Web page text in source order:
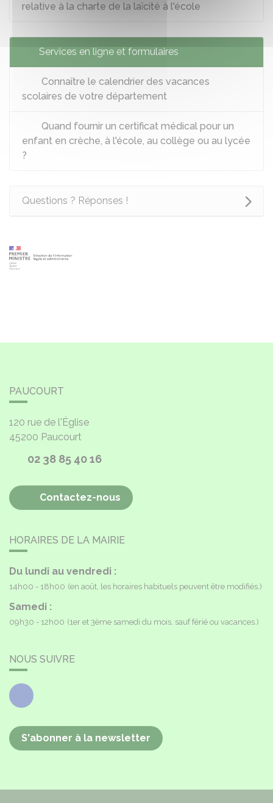
relative à la charte de la laïcité à l'école
Services en ligne et formulaires
Connaître le calendrier des vacances
scolaires de votre département
Quand fournir un certificat médical pour un
enfant en crèche, à l'école, au collège ou au lycée
?
Questions ? Réponses !
PAUCOURT
120 rue de l'Église
45200 Paucourt
02 38 85 40 16
Contactez-nous
HORAIRES DE LA MAIRIE
Du lundi au vendredi :
14h00 - 18h00 (en août, les horaires habituels peuvent être modifiés.)
Samedi :
09h30 - 12h00 (1er et 3ème samedi du mois, sauf férié ou vacances.)
NOUS SUIVRE
Facebook
S'abonner à la newsletter